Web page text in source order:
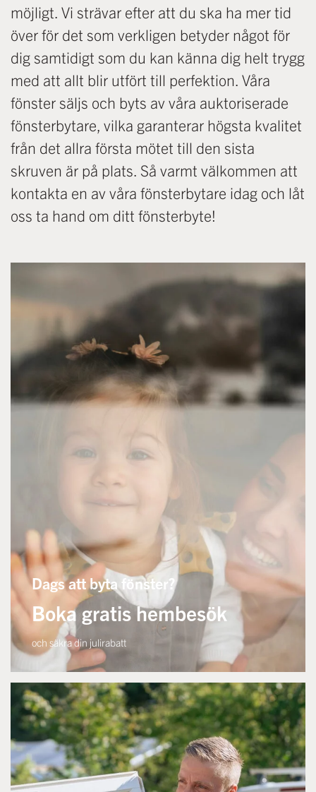
möjligt. Vi strävar efter att du ska ha mer tid
över för det som verkligen betyder något för
dig samtidigt som du kan känna dig helt trygg
med att allt blir utfört till perfektion. Våra
fönster säljs och byts av våra auktoriserade
fönsterbytare, vilka garanterar högsta kvalitet
från det allra första mötet till den sista
skruven är på plats. Så varmt välkommen att
kontakta en av våra fönsterbytare idag och låt
oss ta hand om ditt fönsterbyte!
Dags att byta fönster?
Boka gratis hembesök
och säkra din julirabatt